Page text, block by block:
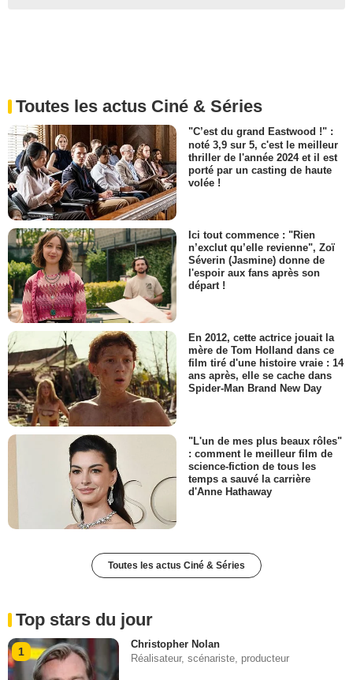
Toutes les actus Ciné & Séries
"C’est du grand Eastwood !" :
noté 3,9 sur 5, c'est le meilleur
thriller de l'année 2024 et il est
porté par un casting de haute
volée !
Ici tout commence : "Rien
n’exclut qu’elle revienne", Zoï
Séverin (Jasmine) donne de
l'espoir aux fans après son
départ !
En 2012, cette actrice jouait la
mère de Tom Holland dans ce
film tiré d'une histoire vraie : 14
ans après, elle se cache dans
Spider-Man Brand New Day
"L'un de mes plus beaux rôles"
: comment le meilleur film de
science-fiction de tous les
temps a sauvé la carrière
d'Anne Hathaway
Toutes les actus Ciné & Séries
Top stars du jour
1
Christopher Nolan
Réalisateur, scénariste, producteur